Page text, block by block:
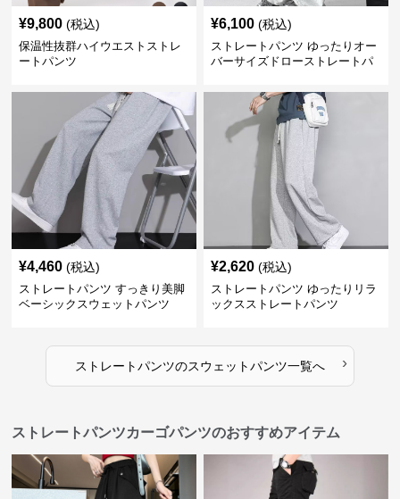
¥9,800 (税込)
保温性抜群ハイウエストストレ
ートパンツ
¥6,100 (税込)
ストレートパンツ ゆったりオー
バーサイズドローストレートパ
¥4,460 (税込)
ストレートパンツ すっきり美脚
ベーシックスウェットパンツ
¥2,620 (税込)
ストレートパンツ ゆったりリラ
ックスストレートパンツ
ストレートパンツのスウェットパンツ一覧へ ›
ストレートパンツカーゴパンツのおすすめアイテム